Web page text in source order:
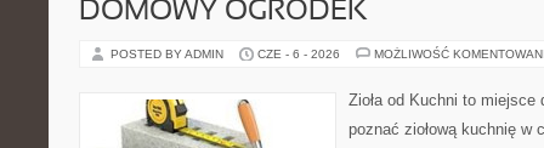
DOMOWY OGRÓDEK
POSTED BY ADMIN CZE - 6 - 2026 MOŻLIWOŚĆ
Zioła od Kuchni to
poznać ziołową kuchnię w